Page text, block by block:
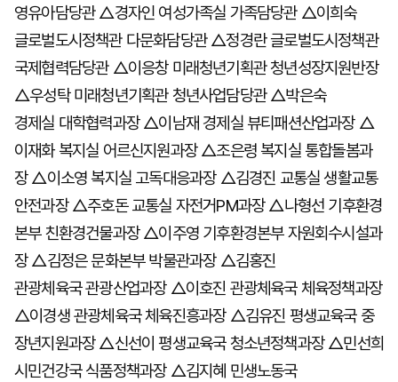
영유아담당관 △경자인 여성가족실 가족담당관 △이희숙
글로벌도시정책관 다문화담당관 △정경란 글로벌도시정책관
국제협력담당관 △이응창 미래청년기획관 청년성장지원반장
△우성탁 미래청년기획관 청년사업담당관 △박은숙
경제실 대학협력과장 △이남재 경제실 뷰티패션산업과장 △
이재화 복지실 어르신지원과장 △조은령 복지실 통합돌봄과
장 △이소영 복지실 고독대응과장 △김경진 교통실 생활교통
안전과장 △주호돈 교통실 자전거PM과장 △나형선 기후환경
본부 친환경건물과장 △이주영 기후환경본부 자원회수시설과
장 △김정은 문화본부 박물관과장 △김홍진
관광체육국 관광산업과장 △이호진 관광체육국 체육정책과장
△이경생 관광체육국 체육진흥과장 △김유진 평생교육국 중
장년지원과장 △신선이 평생교육국 청소년정책과장 △민선희
시민건강국 식품정책과장 △김지혜 민생노동국